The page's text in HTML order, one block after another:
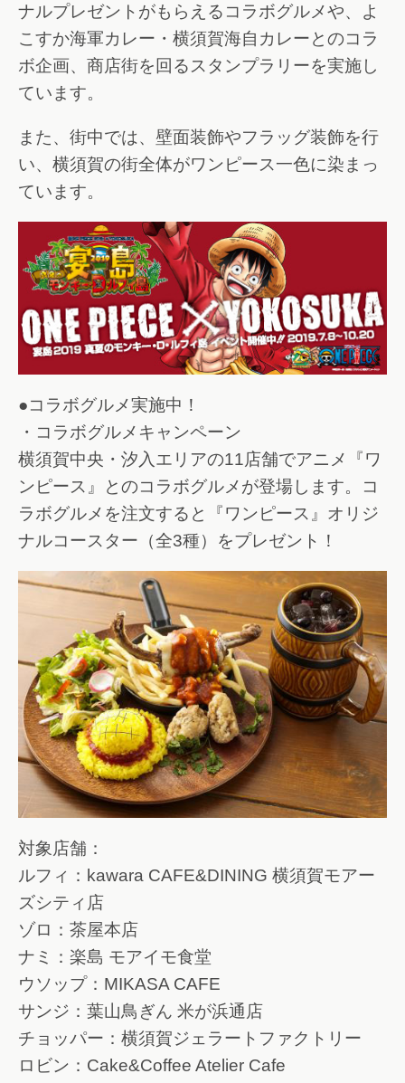
ナルプレゼントがもらえるコラボグルメや、よ
こすか海軍カレー・横須賀海自カレーとのコラ
ボ企画、商店街を回るスタンプラリーを実施し
ています。
また、街中では、壁面装飾やフラッグ装飾を行
い、横須賀の街全体がワンピース一色に染まっ
ています。
●コラボグルメ実施中！
・コラボグルメキャンペーン
横須賀中央・汐入エリアの11店舗でアニメ『ワ
ンピース』とのコラボグルメが登場します。コ
ラボグルメを注文すると『ワンピース』オリジ
ナルコースター（全3種）をプレゼント！
対象店舗：
ルフィ：kawara CAFE&DINING 横須賀モアー
ズシティ店
ゾロ：茶屋本店
ナミ：楽島 モアイモ食堂
ウソップ：MIKASA CAFE
サンジ：葉山鳥ぎん 米が浜通店
チョッパー：横須賀ジェラートファクトリー
ロビン：Cake&Coffee Atelier Cafe